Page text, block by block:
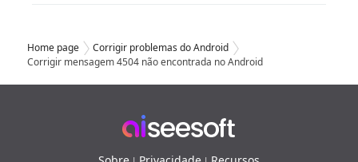
Home page
Corrigir problemas do Android
Corrigir mensagem 4504 não encontrada no Android